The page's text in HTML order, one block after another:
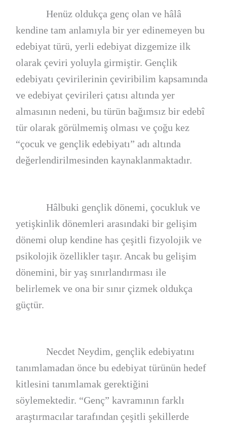
Henüz oldukça genç olan ve hâlâ
kendine tam anlamıyla bir yer edinemeyen bu
edebiyat türü, yerli edebiyat dizgemize ilk
olarak çeviri yoluyla girmiştir. Gençlik
edebiyatı çevirilerinin çeviribilim kapsamında
ve edebiyat çevirileri çatısı altında yer
almasının nedeni, bu türün bağımsız bir edebî
tür olarak görülmemiş olması ve çoğu kez
“çocuk ve gençlik edebiyatı” adı altında
değerlendirilmesinden kaynaklanmaktadır.
Hâlbuki gençlik dönemi, çocukluk ve
yetişkinlik dönemleri arasındaki bir gelişim
dönemi olup kendine has çeşitli fizyolojik ve
psikolojik özellikler taşır. Ancak bu gelişim
dönemini, bir yaş sınırlandırması ile
belirlemek ve ona bir sınır çizmek oldukça
güçtür.
Necdet Neydim, gençlik edebiyatını
tanımlamadan önce bu edebiyat türünün hedef
kitlesini tanımlamak gerektiğini
söylemektedir. “Genç” kavramının farklı
araştırmacılar tarafından çeşitli şekillerde